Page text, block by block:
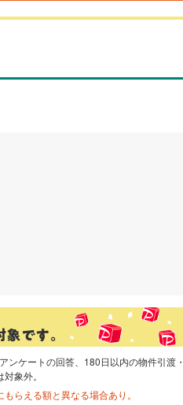
ンケートの回答、180日以内の物件引渡
象外。
らえる額と異なる場合あり。